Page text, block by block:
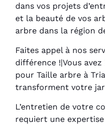
dans vos projets
et la beauté de vos
arbre dans la région
Faites appel à nos
différence !|Vous
pour Taille arbre à
transforment votre
L’entretien de votre
requiert une